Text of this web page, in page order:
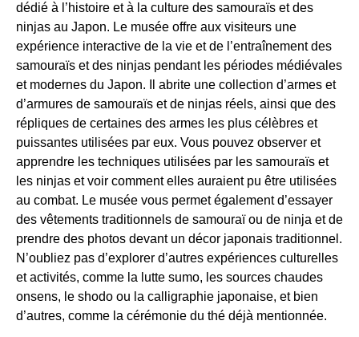
dédié à l’histoire et à la culture des samouraïs et des
ninjas au Japon. Le musée offre aux visiteurs une
expérience interactive de la vie et de l’entraînement des
samouraïs et des ninjas pendant les périodes médiévales
et modernes du Japon. Il abrite une collection d’armes et
d’armures de samouraïs et de ninjas réels, ainsi que des
répliques de certaines des armes les plus célèbres et
puissantes utilisées par eux. Vous pouvez observer et
apprendre les techniques utilisées par les samouraïs et
les ninjas et voir comment elles auraient pu être utilisées
au combat. Le musée vous permet également d’essayer
des vêtements traditionnels de samouraï ou de ninja et de
prendre des photos devant un décor japonais traditionnel.
N’oubliez pas d’explorer d’autres expériences culturelles
et activités, comme la lutte sumo, les sources chaudes
onsens, le shodo ou la calligraphie japonaise, et bien
d’autres, comme la cérémonie du thé déjà mentionnée.